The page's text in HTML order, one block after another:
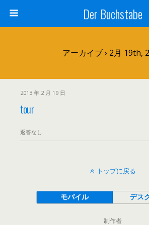
Der Buchstabe
アーカイブ › 2月 19th,
2013 年 2 月 19 日
tour
返答なし
トップに戻る
モバイル デス
制作者